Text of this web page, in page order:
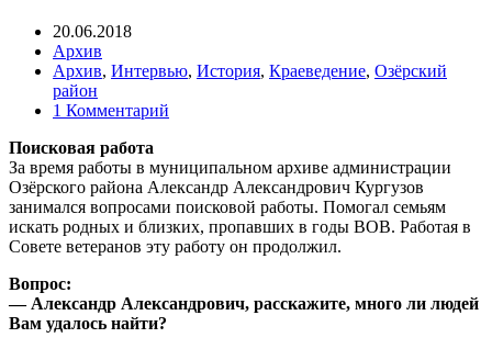
20.06.2018
Архив
Архив, Интервью, История, Краеведение, Озёрский
район
1 Комментарий
Поисковая работа
За время работы в муниципальном архиве администрации
Озёрского района Александр Александрович Кургузов
занимался вопросами поисковой работы. Помогал семьям
искать родных и близких, пропавших в годы ВОВ. Работая в
Совете ветеранов эту работу он продолжил.
Вопрос:
— Александр Александрович, расскажите, много ли людей
Вам удалось найти?